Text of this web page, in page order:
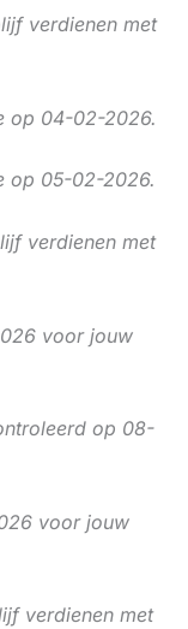
verdienen met
op 04-02-2026.
op 05-02-2026.
verdienen met
voor jouw
op 08-
voor jouw
verdienen met